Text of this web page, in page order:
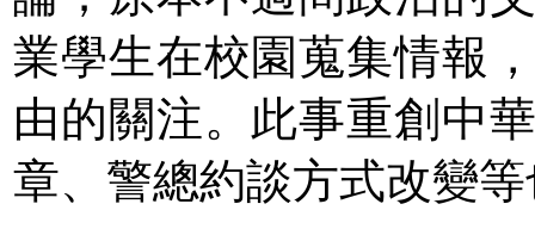
業學生在校園蒐集情報
由的關注。此事重創中
章、警總約談方式改變